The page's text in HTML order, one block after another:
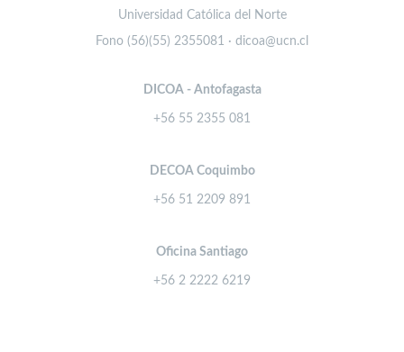
Universidad Católica del Norte
Fono (56)(55) 2355081 · dicoa@ucn.cl
DICOA - Antofagasta
+56 55 2355 081
DECOA Coquimbo
+56 51 2209 891
Oficina Santiago
+56 2 2222 6219